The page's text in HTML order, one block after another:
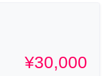
¥30,000